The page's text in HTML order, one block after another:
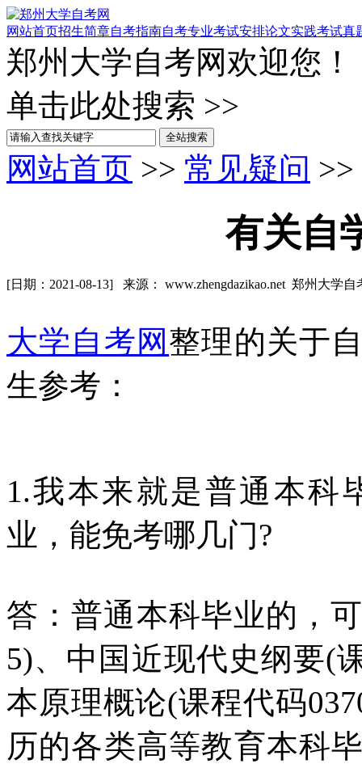
网站首页招生简章自考指南自考专业考试安排论文实践考试真
郑州大学自考网
单击此处搜索 >>
网站首页 >> 常见疑问
有关自
[日期：2021-08-13] 来源： www.zhengdazikao.net 郑州大学
大学自考网 整理的关于
生参考：
1.我本来就是普通本科
业，能免考哪几门?
答：普通本科毕业的，
5)、中国近现代史纲要(
本原理概论(课程代码
历的各类高等教育本科